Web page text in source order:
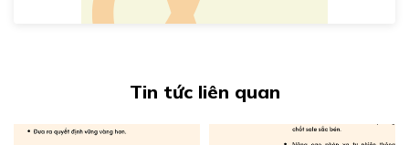
Tin tức liên quan